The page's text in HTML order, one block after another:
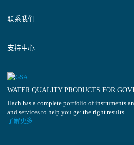
联系我们
支持中心
WATER QUALITY PRODUCTS FOR
Hach has a complete portfolio of instruments
and services to help you get the right results.
了解更多